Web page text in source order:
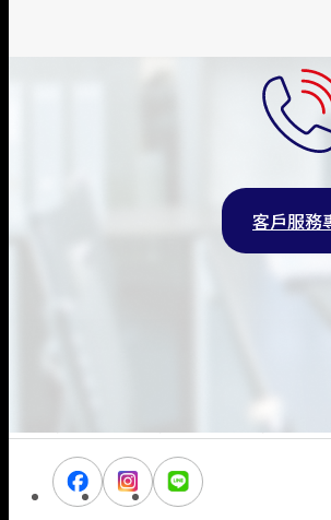
1.地震震動。
2.地震引起之火災、爆
3.地震引起之山崩、
4.地震引起之海嘯、
5. Basic Earthquake
II. Basic Earthquake
1. Earthquake tremors
客戶服務
/